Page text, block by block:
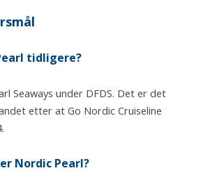
tidligere?
Seaways under DFDS. Det er det
etter at Go Nordic Cruiseline
Nordic Pearl?